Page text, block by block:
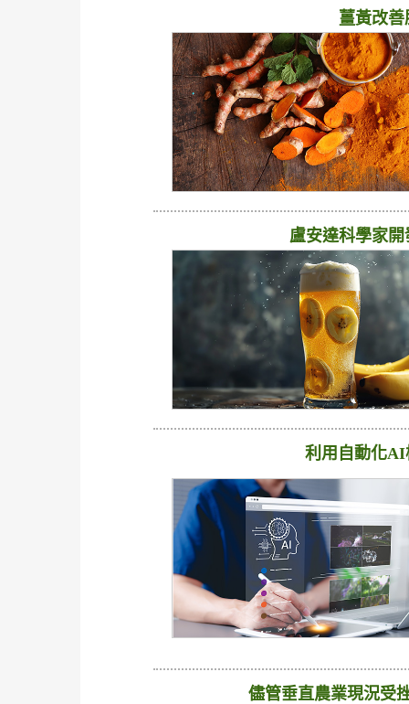
薑黃改
盧安達科學家
利用自動化AI
儘管垂直農業現況受